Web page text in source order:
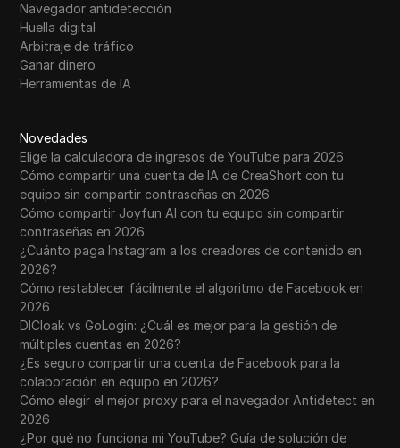
Navegador antidetección
Huella digital
Arbitraje de tráfico
Ganar dinero
Herramientas de IA
Novedades
Elige la calculadora de ingresos de YouTube para 2026
Cómo compartir una cuenta de IA de CreaShort con tu
equipo sin compartir contraseñas en 2026
Cómo compartir Joyfun AI con tu equipo sin compartir
contraseñas en 2026
¿Cuánto paga Instagram a los creadores de contenido en
2026?
Cómo restablecer fácilmente el algoritmo de Facebook en
2026
DICloak vs GoLogin: ¿Cuál es mejor para la gestión de
múltiples cuentas en 2026?
¿Es seguro compartir una cuenta de Facebook para la
colaboración en equipo en 2026?
Cómo elegir el mejor proxy para el navegador Antidetect en
2026
¿Por qué no funciona mi YouTube? Guía de solución de